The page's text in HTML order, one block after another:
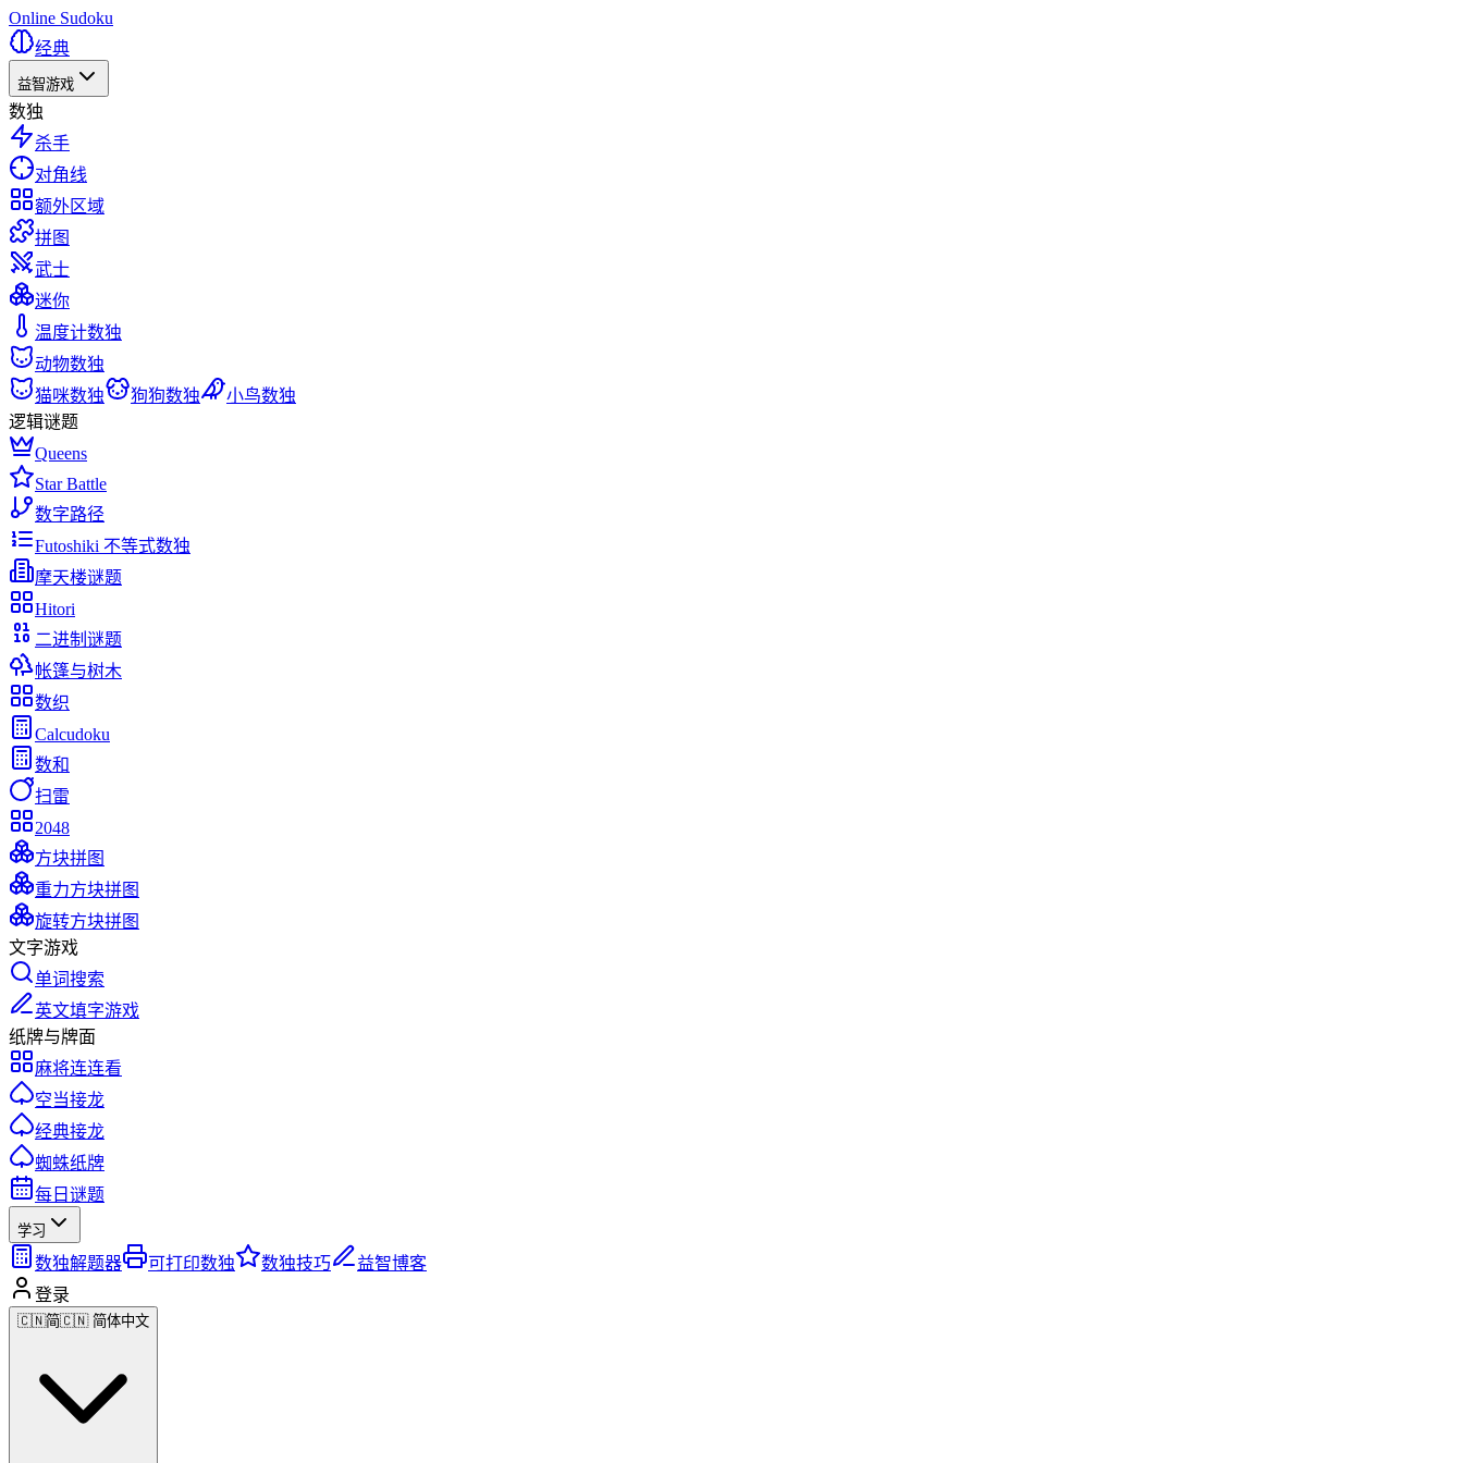
Online Sudoku
经典
益智游戏
数独
杀手
对角线
额外区域
拼图
武士
迷你
温度计数独
动物数独
猫咪数独
狗狗数独
小鸟数独
逻辑谜题
Queens
Star Battle
数字路径
Futoshiki 不等式数独
摩天楼谜题
Hitori
二进制谜题
帐篷与树木
数织
Calcudoku
数和
扫雷
2048
方块拼图
重力方块拼图
旋转方块拼图
文字游戏
单词搜索
英文填字游戏
纸牌与牌面
麻将连连看
空当接龙
经典接龙
蜘蛛纸牌
每日谜题
学习
数独解题器 可打印数独 数独技巧
益智博客
登录
🇨🇳简🇨🇳 简体中文